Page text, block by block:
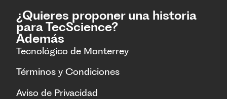
¿Quieres proponer una historia
para TecScience?
Además
Tecnológico de Monterrey
Términos y Condiciones
Aviso de Privacidad